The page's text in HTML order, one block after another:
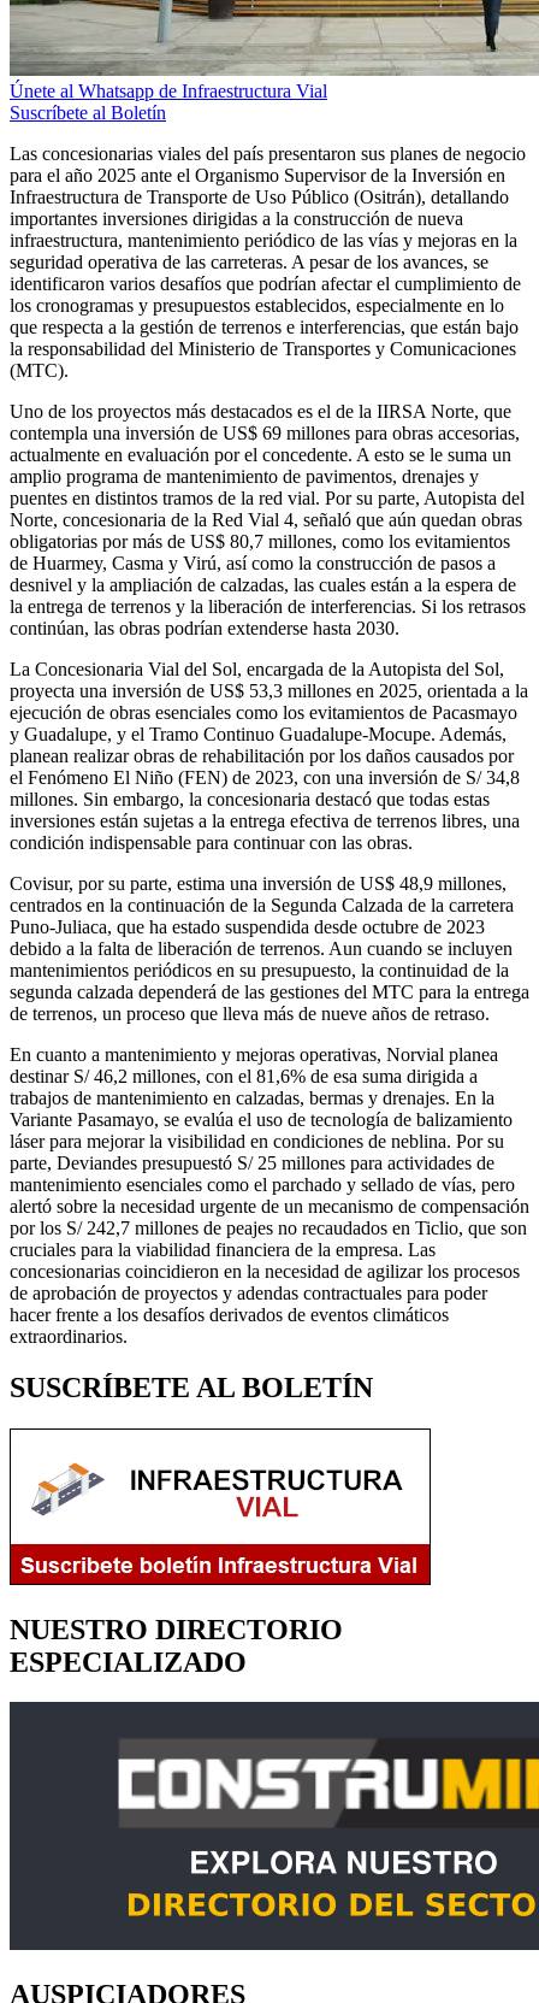
Únete al Whatsapp de Infraestructura Vial
Suscríbete al Boletín
Las concesionarias viales del país presentaron sus planes de negocio
para el año 2025 ante el Organismo Supervisor de la Inversión en
Infraestructura de Transporte de Uso Público (Ositrán), detallando
importantes inversiones dirigidas a la construcción de nueva
infraestructura, mantenimiento periódico de las vías y mejoras en la
seguridad operativa de las carreteras. A pesar de los avances, se
identificaron varios desafíos que podrían afectar el cumplimiento de
los cronogramas y presupuestos establecidos, especialmente en lo
que respecta a la gestión de terrenos e interferencias, que están bajo
la responsabilidad del Ministerio de Transportes y Comunicaciones
(MTC).
Uno de los proyectos más destacados es el de la IIRSA Norte, que
contempla una inversión de US$ 69 millones para obras accesorias,
actualmente en evaluación por el concedente. A esto se le suma un
amplio programa de mantenimiento de pavimentos, drenajes y
puentes en distintos tramos de la red vial. Por su parte, Autopista del
Norte, concesionaria de la Red Vial 4, señaló que aún quedan obras
obligatorias por más de US$ 80,7 millones, como los evitamientos
de Huarmey, Casma y Virú, así como la construcción de pasos a
desnivel y la ampliación de calzadas, las cuales están a la espera de
la entrega de terrenos y la liberación de interferencias. Si los retrasos
continúan, las obras podrían extenderse hasta 2030.
La Concesionaria Vial del Sol, encargada de la Autopista del Sol,
proyecta una inversión de US$ 53,3 millones en 2025, orientada a la
ejecución de obras esenciales como los evitamientos de Pacasmayo
y Guadalupe, y el Tramo Continuo Guadalupe-Mocupe. Además,
planean realizar obras de rehabilitación por los daños causados por
el Fenómeno El Niño (FEN) de 2023, con una inversión de S/ 34,8
millones. Sin embargo, la concesionaria destacó que todas estas
inversiones están sujetas a la entrega efectiva de terrenos libres, una
condición indispensable para continuar con las obras.
Covisur, por su parte, estima una inversión de US$ 48,9 millones,
centrados en la continuación de la Segunda Calzada de la carretera
Puno-Juliaca, que ha estado suspendida desde octubre de 2023
debido a la falta de liberación de terrenos. Aun cuando se incluyen
mantenimientos periódicos en su presupuesto, la continuidad de la
segunda calzada dependerá de las gestiones del MTC para la entrega
de terrenos, un proceso que lleva más de nueve años de retraso.
En cuanto a mantenimiento y mejoras operativas, Norvial planea
destinar S/ 46,2 millones, con el 81,6% de esa suma dirigida a
trabajos de mantenimiento en calzadas, bermas y drenajes. En la
Variante Pasamayo, se evalúa el uso de tecnología de balizamiento
láser para mejorar la visibilidad en condiciones de neblina. Por su
parte, Deviandes presupuestó S/ 25 millones para actividades de
mantenimiento esenciales como el parchado y sellado de vías, pero
alertó sobre la necesidad urgente de un mecanismo de compensación
por los S/ 242,7 millones de peajes no recaudados en Ticlio, que son
cruciales para la viabilidad financiera de la empresa. Las
concesionarias coincidieron en la necesidad de agilizar los procesos
de aprobación de proyectos y adendas contractuales para poder
hacer frente a los desafíos derivados de eventos climáticos
extraordinarios.
SUSCRÍBETE AL BOLETÍN
NUESTRO DIRECTORIO
ESPECIALIZADO
AUSPICIADORES